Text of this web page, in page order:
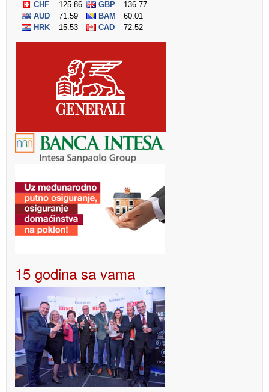
15 godina sa vama